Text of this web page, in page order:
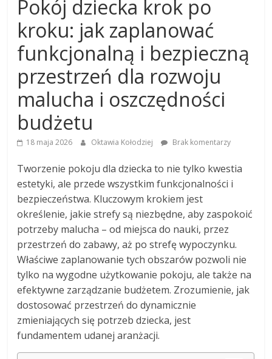
Pokój dziecka krok po
kroku: jak zaplanować
funkcjonalną i bezpieczną
przestrzeń dla rozwoju
malucha i oszczędności
budżetu
18 maja 2026 Oktawia Kołodziej Brak komentarzy
Tworzenie pokoju dla dziecka to nie tylko kwestia
estetyki, ale przede wszystkim funkcjonalności i
bezpieczeństwa. Kluczowym krokiem jest
określenie, jakie strefy są niezbędne, aby zaspokoić
potrzeby malucha – od miejsca do nauki, przez
przestrzeń do zabawy, aż po strefę wypoczynku.
Właściwe zaplanowanie tych obszarów pozwoli nie
tylko na wygodne użytkowanie pokoju, ale także na
efektywne zarządzanie budżetem. Zrozumienie, jak
dostosować przestrzeń do dynamicznie
zmieniających się potrzeb dziecka, jest
fundamentem udanej aranżacji.